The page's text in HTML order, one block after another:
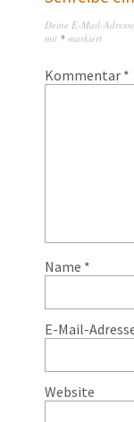
Deine E-Mail-
mit * markiert
Kommentar *
Name *
E-Mail-
Website